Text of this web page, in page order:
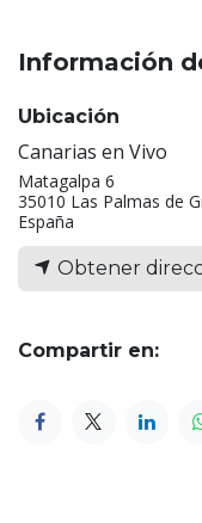
Información
Ubicación
Canarias en Vivo
Matagalpa 6
35010 Las Palmas de
España
Obtener
Compartir en: